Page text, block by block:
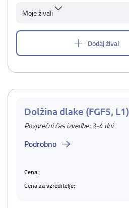
Moje živali
Dodaj žival
Dolžina dlake (FGF5, L1)
Povprečni čas izvedbe: 3-4 dni
Podrobno
Cena:
Cena za vzreditelje: